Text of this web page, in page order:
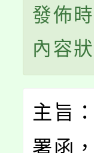
發佈
內容
主旨
署函